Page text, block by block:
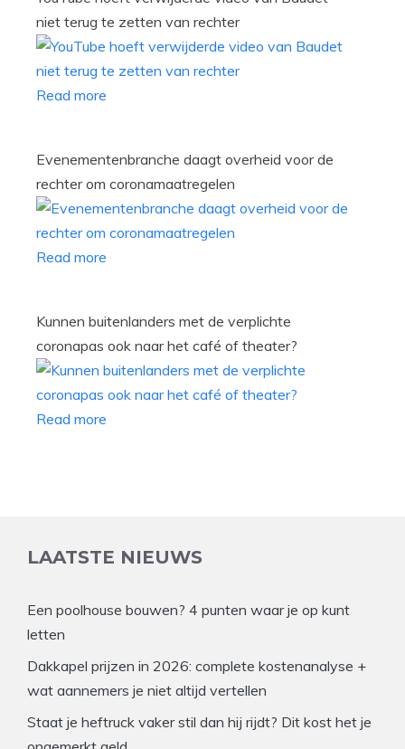
niet terug te zetten van rechter
Read more
Evenementenbranche daagt overheid voor de
rechter om coronamaatregelen
Read more
Kunnen buitenlanders met de verplichte
coronapas ook naar het café of theater?
Read more
LAATSTE NIEUWS
Een poolhouse bouwen? 4 punten waar je op kunt
letten
Dakkapel prijzen in 2026: complete kostenanalyse +
wat aannemers je niet altijd vertellen
Staat je heftruck vaker stil dan hij rijdt? Dit kost het je